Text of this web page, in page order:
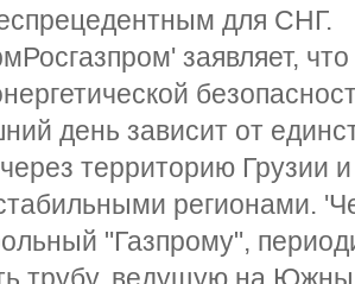
для СНГ.
заявляет,
день зависит от
территорию Грузии
регионами.
"Газпрому",
трубу, ведущую на